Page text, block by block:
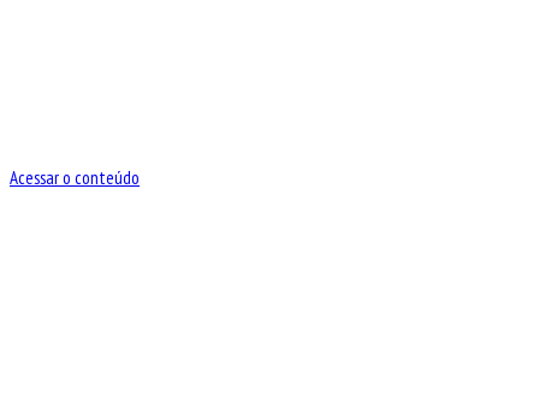
Acessar o conteúdo